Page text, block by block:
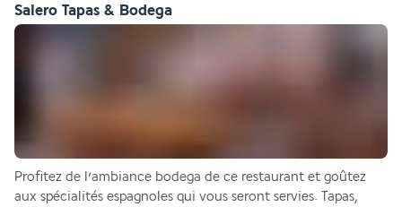
Salero Tapas & Bodega
Profitez de l’ambiance bodega de ce restaurant et goûtez
aux spécialités espagnoles qui vous seront servies. Tapas,